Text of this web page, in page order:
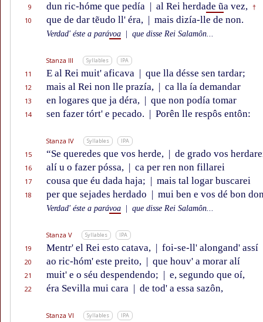
9 dun ric-hóme que pedía | al Rei herdade ũa vez, †
10 que de dar tẽudo ll' éra, | mais dizía-lle de non.
Verdad' éste a parávoa que disse Rei Salamôn...
Stanza III Syllables IPA
11 E al Rei muit' aficava | que lla désse sen tardar;
12 mais al Rei non lle prazía, | ca lla ía demandar
13 en logares que ja déra, | que non podía tomar
14 sen fazer tórt' e pecado. | Porên lle respôs entôn:
Stanza IV Syllables IPA
15 “Se queredes que vos herde, | de grado vos
16 alí u o fazer póssa, | ca per ren non fillarei
17 cousa que éu dada haja; | mais tal logar buscarei
18 per que sejades herdado | mui ben e vos dé bon
Verdad' éste a parávoa que disse Rei Salamôn...
Stanza V Syllables IPA
19 Mentr' el Rei esto catava, | foi-se-ll' alongand' assí
20 ao ric-hóm' este preito, | que houv' a morar alí
21 muit' e o séu despendendo; | e, segundo que oí,
22 éra Sevilla mui cara | de tod' a essa sazôn,
Stanza VI Syllables IPA